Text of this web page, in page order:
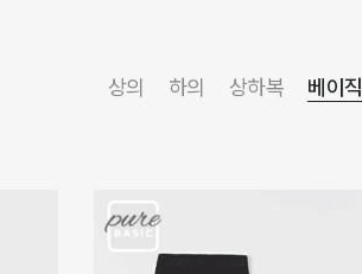
상의 하의 상하복 베이직